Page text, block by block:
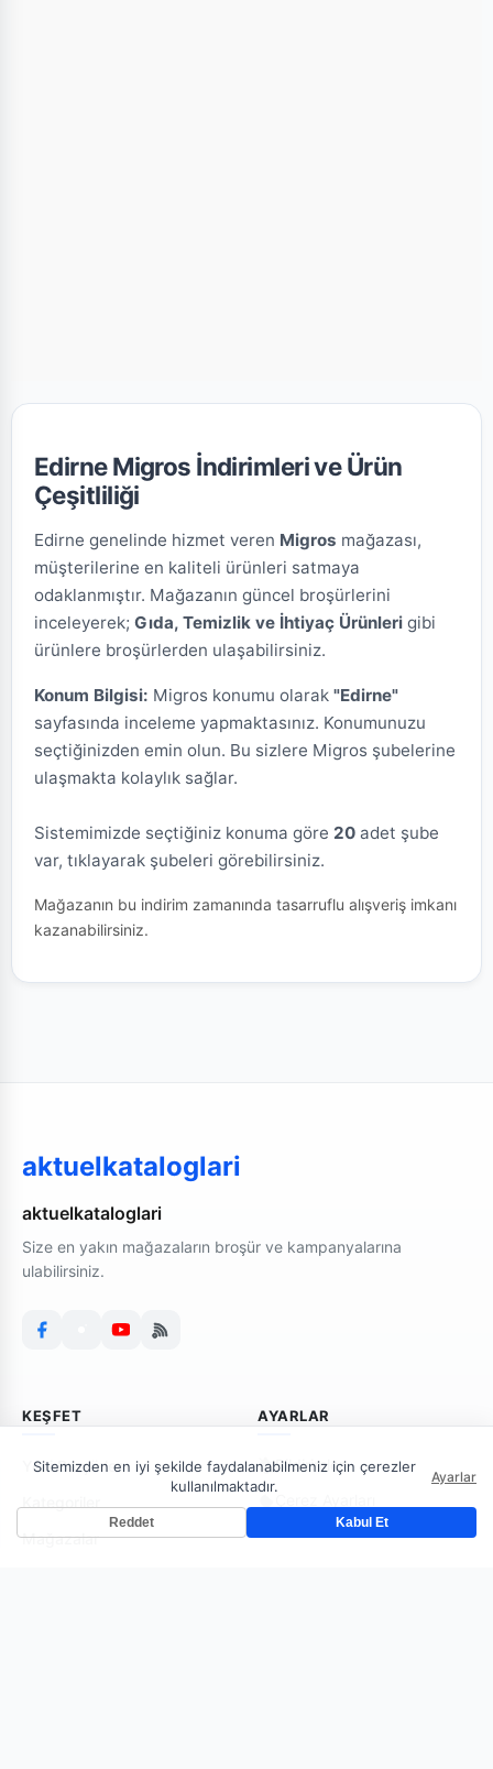
Edirne Migros İndirimleri ve Ürün
Çeşitliliği
Edirne genelinde hizmet veren Migros mağazası,
müşterilerine en kaliteli ürünleri satmaya
odaklanmıştır. Mağazanın güncel broşürlerini
inceleyerek; Gıda, Temizlik ve İhtiyaç Ürünleri gibi
ürünlere broşürlerden ulaşabilirsiniz.
Konum Bilgisi: Migros konumu olarak "Edirne"
sayfasında inceleme yapmaktasınız. Konumunuzu
seçtiğinizden emin olun. Bu sizlere Migros şubelerine
ulaşmakta kolaylık sağlar.
Sistemimizde seçtiğiniz konuma göre 20 adet şube
var, tıklayarak şubeleri görebilirsiniz.
Mağazanın bu indirim zamanında tasarruflu alışveriş imkanı
kazanabilirsiniz.
aktuelkataloglari
aktuelkataloglari
Size en yakın mağazaların broşür ve kampanyalarına
ulabilirsiniz.
KEŞFET
Yeni Broşürler
Mağazalar
AYARLAR
Bildirimler
Sitemizden en iyi şekilde faydalanabilmeniz için çerezler
kullanılmaktadır.
Ayarlar
Reddet Kabul Et